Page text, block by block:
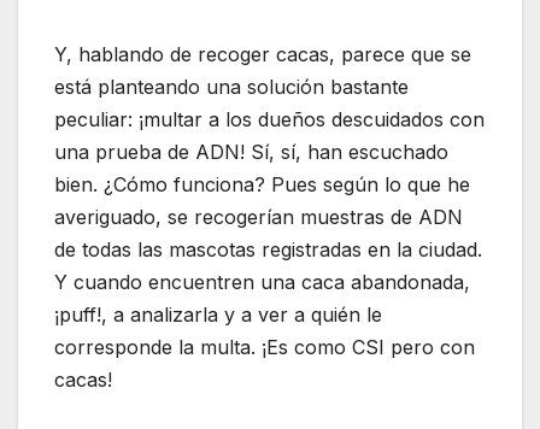
Y, hablando de recoger cacas, parece que se
está planteando una solución bastante
peculiar: ¡multar a los dueños descuidados con
una prueba de ADN! Sí, sí, han escuchado
bien. ¿Cómo funciona? Pues según lo que he
averiguado, se recogerían muestras de ADN
de todas las mascotas registradas en la ciudad.
Y cuando encuentren una caca abandonada,
¡puff!, a analizarla y a ver a quién le
corresponde la multa. ¡Es como CSI pero con
cacas!